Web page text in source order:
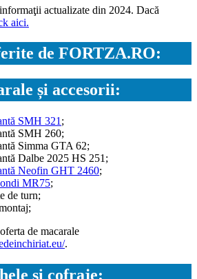
actualizate din 2024. Dacă
aici.
de FORTZA.RO:
și accesorii:
SMH 321 ;
SMH 260;
Simma GTA 62;
Dalbe 2025 HS 251;
Neofin GHT 2460;
MR75;
de turn;
de macarale
.
și cofraje: